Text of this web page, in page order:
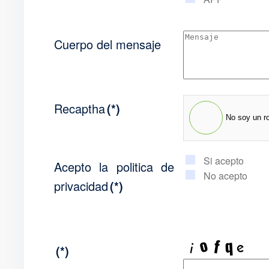
Cuerpo del mensaje
Recaptha(*)
No soy un
Acepto la politica de
privacidad(*)
Si acepto
No acepto
(*)